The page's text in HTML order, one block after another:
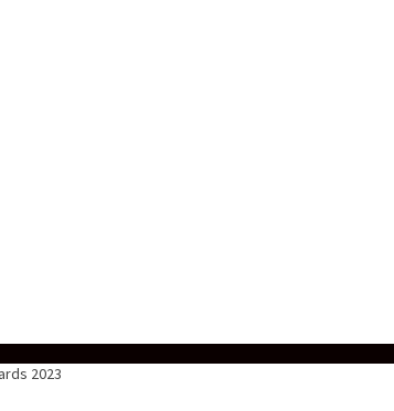
2023